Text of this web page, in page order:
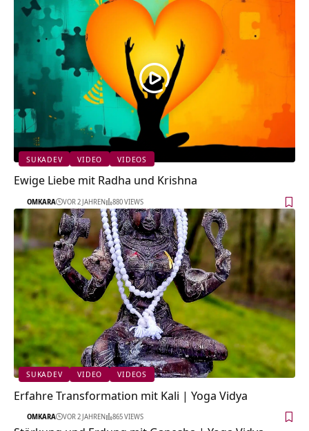
SUKADEV VIDEO VIDEOS
Ewige Liebe mit Radha und Krishna
OMKARA VOR 2 JAHREN 880 VIEWS
SUKADEV VIDEO VIDEOS
Erfahre Transformation mit Kali | Yoga Vidya
OMKARA VOR 2 JAHREN 865 VIEWS